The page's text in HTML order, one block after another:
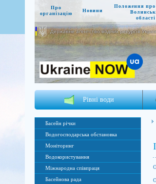
Про
організацію
Новини
Положення
області
Державне агентство водних ресурсів
Рівні води
Басейн річки
Водогосподарська обстановка
Моніторинг
Водокористування
Міжнародна співпраця
Басейнова рада